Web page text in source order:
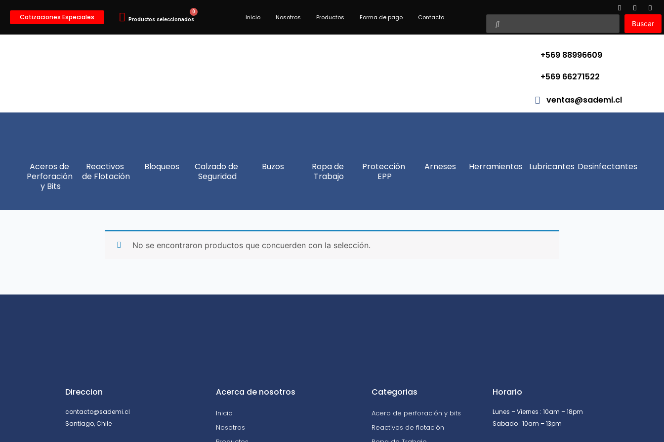
Cotizaciones Especiales Inicio Nosotros Productos Forma de pago Contacto
Buscar
+569 88996609
+569 66271522
ventas@sademi.cl
Aceros de
Perforación
y Bits
Reactivos
de Flotación
Bloqueos
Calzado de
Seguridad
Buzos
Ropa de
Trabajo
Protección
EPP
Arneses Herramientas Lubricantes Desinfectantes
No se encontraron productos que concuerden con la selección.
Direccion
contacto@sademi.cl
Santiago, Chile
Acerca de nosotros
Inicio
Nosotros
Categorias
Acero de perforación y bits
Reactivos de flotación
Horario
Lunes – Viernes : 10am – 18pm
Sabado : 10am – 13pm